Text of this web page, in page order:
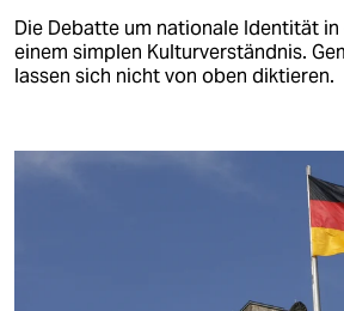
Die Debatte um nationale Identität
einem simplen Kulturverständnis.
lassen sich nicht von oben diktieren.